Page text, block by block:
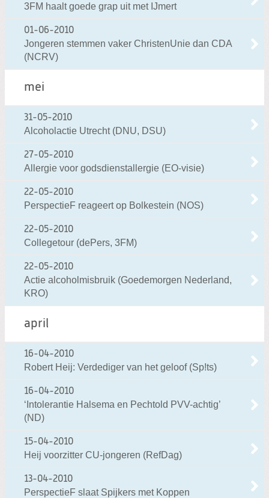
3FM haalt goede grap uit met IJmert
01-06-2010
Jongeren stemmen vaker ChristenUnie dan CDA
(NCRV)
mei
31-05-2010
Alcoholactie Utrecht (DNU, DSU)
27-05-2010
Allergie voor godsdienstallergie (EO-visie)
22-05-2010
PerspectieF reageert op Bolkestein (NOS)
22-05-2010
Collegetour (dePers, 3FM)
22-05-2010
Actie alcoholmisbruik (Goedemorgen Nederland,
KRO)
april
16-04-2010
Robert Heij: Verdediger van het geloof (Sp!ts)
16-04-2010
‘Intolerantie Halsema en Pechtold PVV-achtig’
(ND)
15-04-2010
Heij voorzitter CU-jongeren (RefDag)
13-04-2010
PerspectieF slaat Spijkers met Koppen